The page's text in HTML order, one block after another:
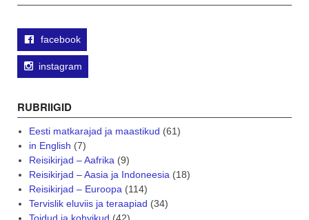
facebook
instagram
RUBRIIGID
Eesti matkarajad ja maastikud (61)
in English (7)
Reisikirjad – Aafrika (9)
Reisikirjad – Aasia ja Indoneesia (18)
Reisikirjad – Euroopa (114)
Tervislik eluviis ja teraapiad (34)
Toidud ja kohvikud (42)